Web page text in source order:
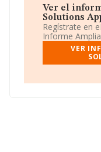
CNAE corresponde
Código es 7311.
exportación.
La sociedadAi
B22852297, se
(08870), en el
Ver el
Solutions
Regístrate en
Informe
VER